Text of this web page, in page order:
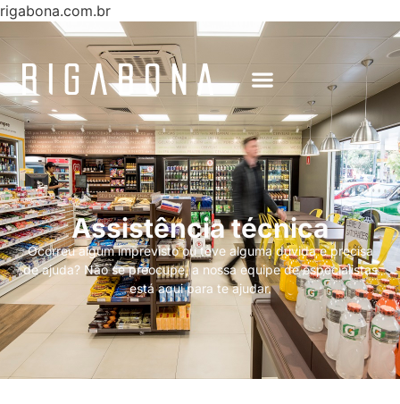
rigabona.com.br
Assistência técnica
Ocorreu algum imprevisto ou teve alguma dúvida e precisa
de ajuda? Não se preocupe, a nossa equipe de especialistas
está aqui para te ajudar.